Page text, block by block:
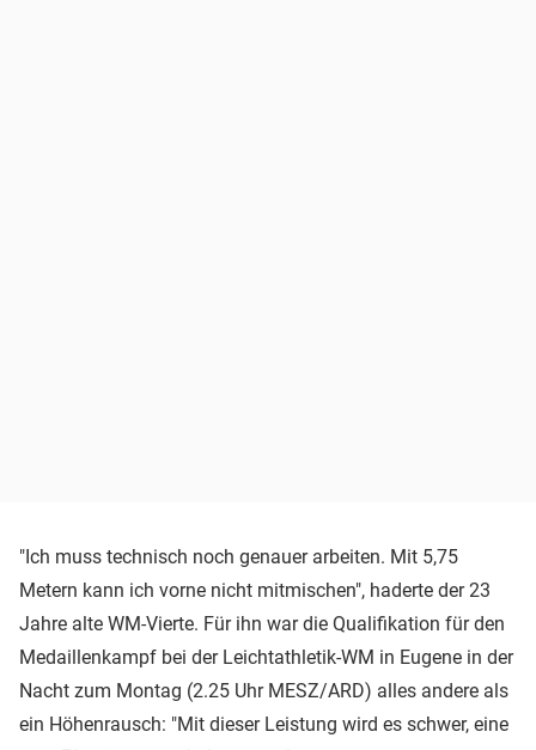
"Ich muss technisch noch genauer arbeiten. Mit 5,75
Metern kann ich vorne nicht mitmischen", haderte der 23
Jahre alte WM-Vierte. Für ihn war die Qualifikation für den
Medaillenkampf bei der Leichtathletik-WM in Eugene in der
Nacht zum Montag (2.25 Uhr MESZ/ARD) alles andere als
ein Höhenrausch: "Mit dieser Leistung wird es schwer, eine